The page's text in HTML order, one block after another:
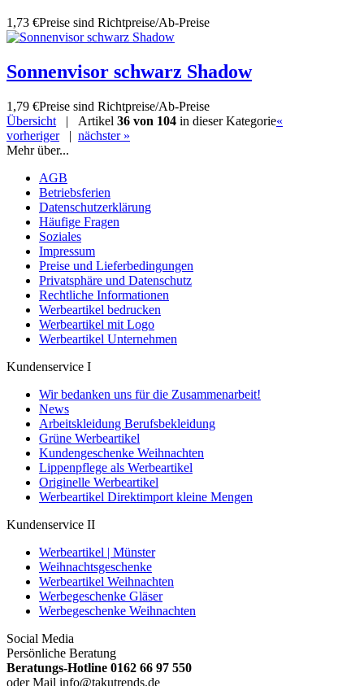
1,73 €Preise sind Richtpreise/Ab-Preise
Sonnenvisor schwarz Shadow
1,79 €Preise sind Richtpreise/Ab-Preise
Übersicht | Artikel 36 von 104 in dieser Kategorie«
vorheriger| nächster »
Mehr über...
AGB
Betriebsferien
Datenschutzerklärung
Häufige Fragen
Soziales
Impressum
Preise und Lieferbedingungen
Privatsphäre und Datenschutz
Rechtliche Informationen
Werbeartikel bedrucken
Werbeartikel mit Logo
Werbeartikel Unternehmen
Kundenservice I
Wir bedanken uns für die Zusammenarbeit!
News
Arbeitskleidung Berufsbekleidung
Grüne Werbeartikel
Kundengeschenke Weihnachten
Lippenpflege als Werbeartikel
Originelle Werbeartikel
Werbeartikel Direktimport kleine Mengen
Kundenservice II
Werbeartikel | Münster
Weihnachtsgeschenke
Werbeartikel Weihnachten
Werbegeschenke Gläser
Werbegeschenke Weihnachten
Social Media
Persönliche Beratung
Beratungs-Hotline 0162 66 97 550
oder Mail info@takutrends.de